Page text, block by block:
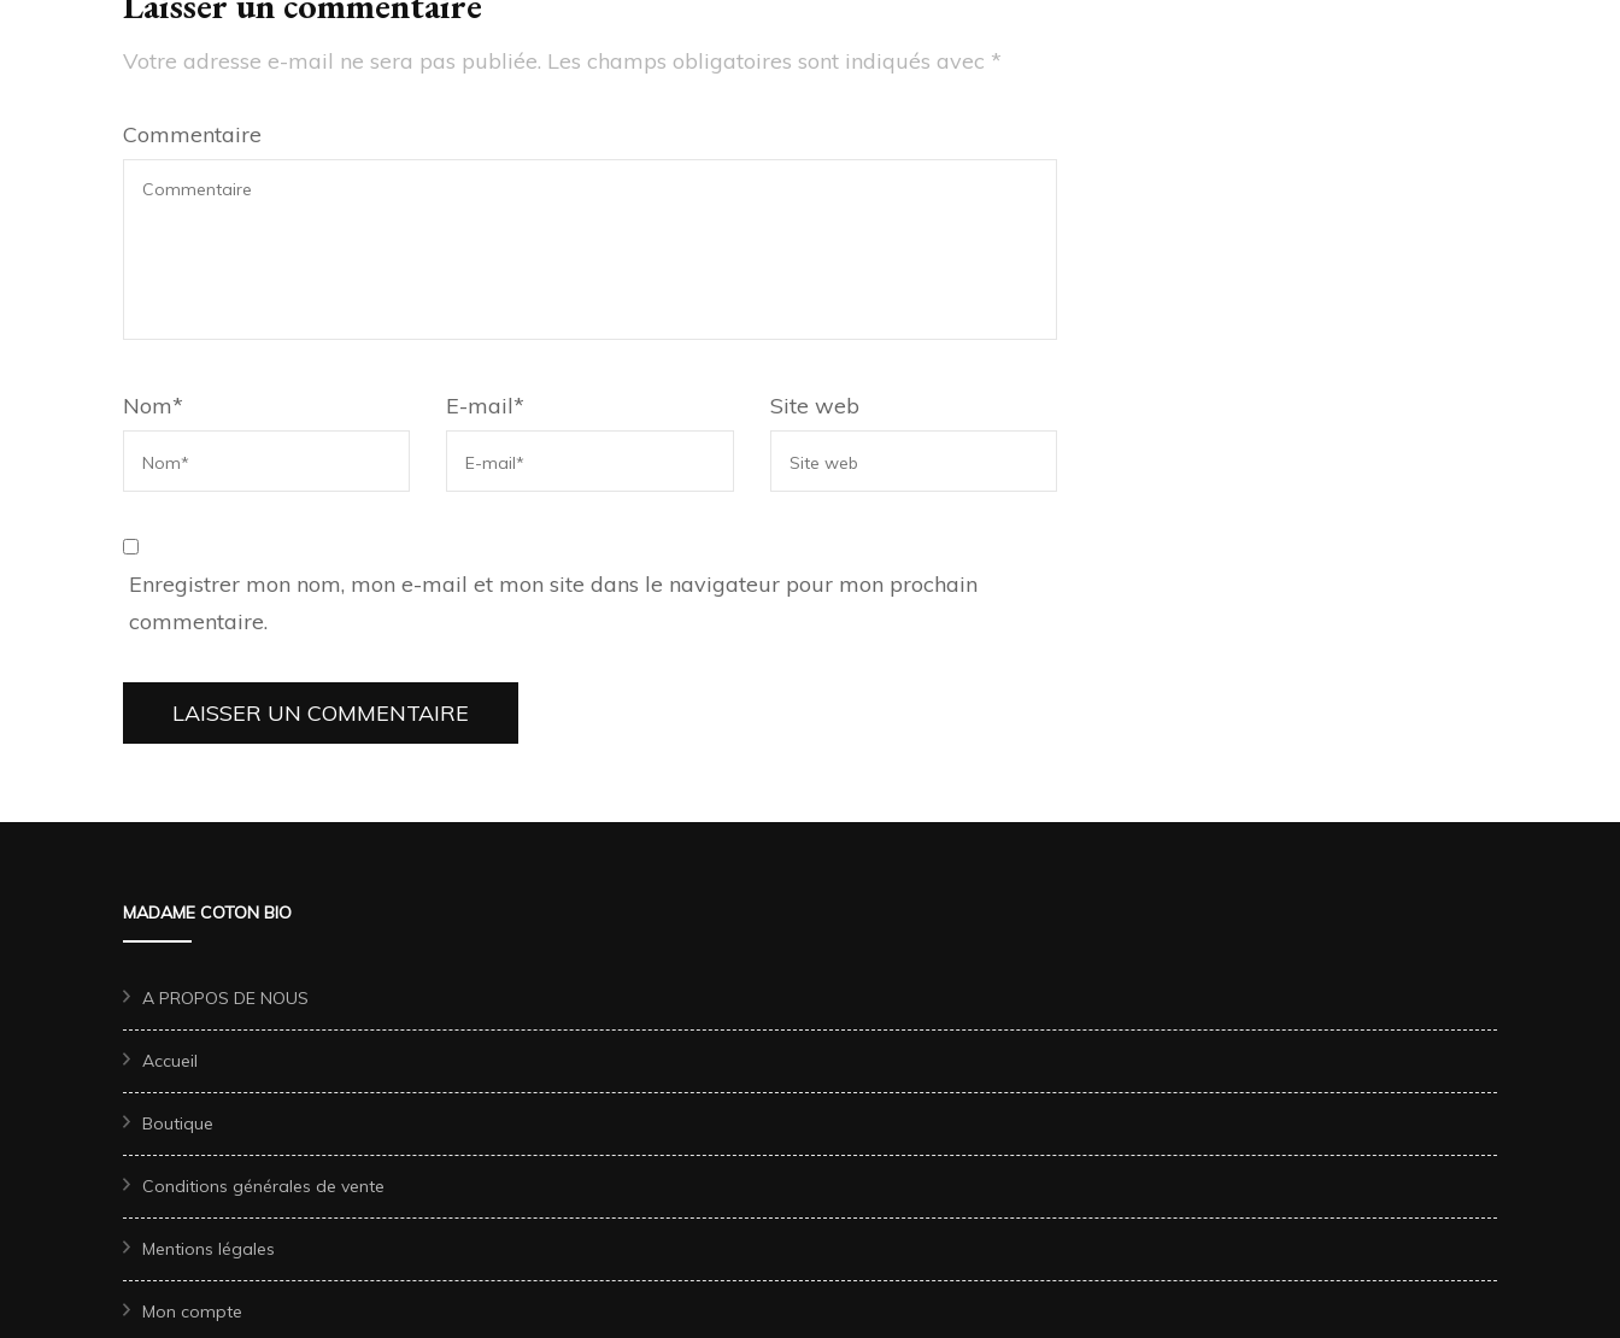
Votre adresse e-mail ne sera pas publiée. Les champs obligatoires sont indiqués avec *
Commentaire
Nom* E-mail* Site web
Enregistrer mon nom, mon e-mail et mon site dans le navigateur pour mon prochain
commentaire.
MADAME COTON BIO
A PROPOS DE NOUS
Accueil
Boutique
Conditions générales de vente
Mentions légales
Mon compte